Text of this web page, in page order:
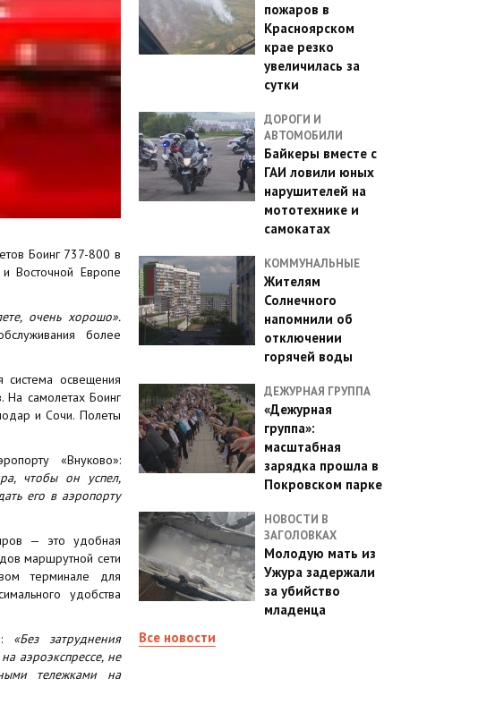
Боинг 737-800 в
Восточной Европе
очень хорошо».
более
система освещения
На самолетах Боинг
и Сочи. Полеты
«Внуково»:
чтобы он успел,
его в аэропорту
— это удобная
маршрутной сети
терминале для
удобства
«Без затруднения
аэроэкспрессе, не
тележками на
пожаров в
Красноярском
крае резко
увеличилась за
сутки
ДОРОГИ И
АВТОМОБИЛИ
Байкеры вместе с
ГАИ ловили юных
нарушителей на
мототехнике и
самокатах
КОММУНАЛЬНЫЕ
Жителям
Солнечного
напомнили об
отключении
горячей воды
ДЕЖУРНАЯ ГРУППА
«Дежурная
группа»:
масштабная
зарядка прошла в
Покровском парке
НОВОСТИ В
ЗАГОЛОВКАХ
Молодую мать из
Ужура задержали
за убийство
младенца
Все новости